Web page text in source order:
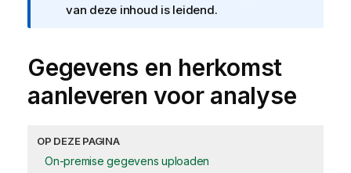
van deze inhoud is leidend.
Gegevens en herkomst
aanleveren voor analyse
OP DEZE PAGINA
On-premise gegevens uploaden